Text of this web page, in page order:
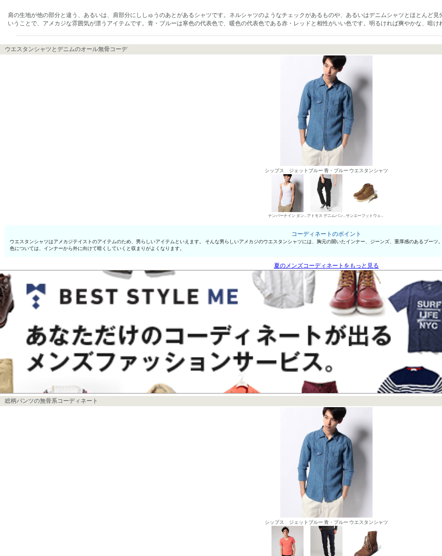
肩の生地が他の部分と違う、あるいは、肩部分にししゅうのあとがあるシャツです。ネルシャツのようなチェックがあるものや、あるいはデニムシャツとほとんど
いうことで、アメカジな雰囲気が漂うアイテムです。青・ブルーは寒色の代表色で、暖色の代表色である赤・レッドと相性がいい色です。明るければ爽やかな、暗け
ウエスタンシャツとデニムのオール無骨コーデ
シップス ジェットブルー 青・ブルー ウエスタンシャツ
ナンバーナイン タンクトップ アトモス デニムパンツ・ジーンズ サンエーフットウェア ワークブーツ
コーディネートのポイント
ウエスタンシャツはアメカジテイストのアイテムのため、男らしいアイテムといえます。 そんな男らしいアメカジのウエスタンシャツには、胸元の開いたインナー、ジーンズ、重厚感のあるブーツ
色については、インナーから外に向けて暗くしていくと収まりがよくなります。
夏のメンズコーディネートをもっと見る
総柄パンツの無骨系コーディネート
シップス ジェットブルー 青・ブルー ウエスタンシャツ